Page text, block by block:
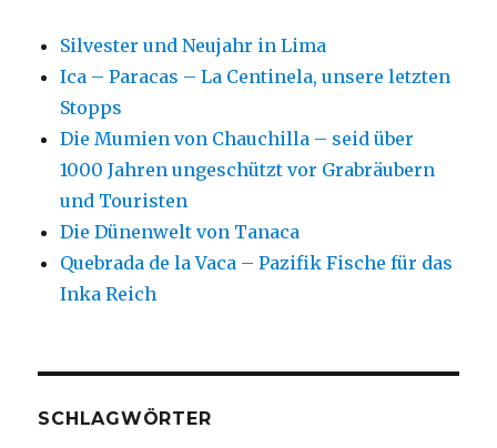
Silvester und Neujahr in Lima
Ica – Paracas – La Centinela, unsere letzten
Stopps
Die Mumien von Chauchilla – seid über
1000 Jahren ungeschützt vor Grabräubern
und Touristen
Die Dünenwelt von Tanaca
Quebrada de la Vaca – Pazifik Fische für das
Inka Reich
SCHLAGWÖRTER